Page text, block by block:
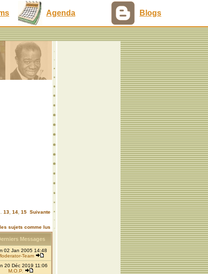
Agenda Blogs
13 14 15 Suivante
sujets comme lus
Messages
02 Jan 2005 14:48
Team
20 Déc 2019 11:06
M.O.P.